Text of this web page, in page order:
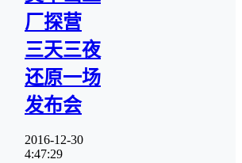
厂探营
三天三夜
还原一场
发布会
2016-12-30
4:47:29